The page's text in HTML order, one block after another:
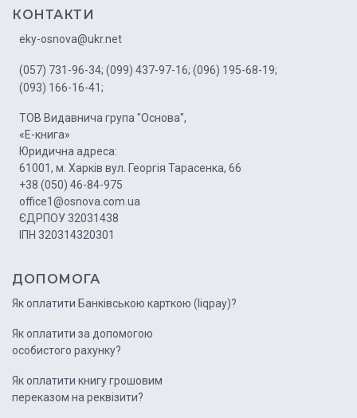
КОНТАКТИ
eky-osnova@ukr.net
(057) 731-96-34; (099) 437-97-16; (096) 195-68-19;
(093) 166-16-41;
ТОВ Видавнича група "Основа",
«Е-книга»
Юридична адреса:
61001, м. Харків вул. Георгія Тарасенка, 66
+38 (050) 46-84-975
office1@osnova.com.ua
ЄДРПОУ 32031438
ІПН 320314320301
ДОПОМОГА
Як оплатити Банківською карткою (liqpay)?
Як оплатити за допомогою
особистого рахунку?
Як оплатити книгу грошовим
переказом на реквізити?